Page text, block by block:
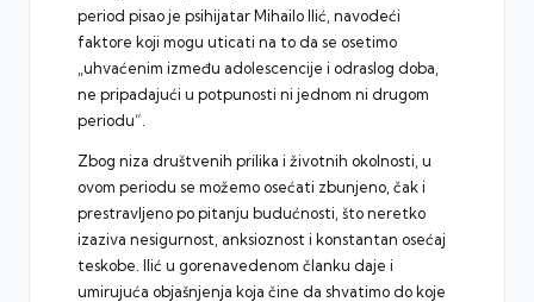
period pisao je psihijatar Mihailo Ilić , navodeći
faktore koji mogu uticati na to da se osetimo
„uhvaćenim između adolescencije i odraslog doba,
ne pripadajući u potpunosti ni jednom ni drugom
periodu“.
Zbog niza društvenih prilika i životnih okolnosti, u
ovom periodu se možemo osećati zbunjeno, čak i
prestravljeno po pitanju budućnosti, što neretko
izaziva nesigurnost, anksioznost i konstantan osećaj
teskobe. Ilić u gorenavedenom članku daje i
umirujuća objašnjenja koja čine da shvatimo do koje